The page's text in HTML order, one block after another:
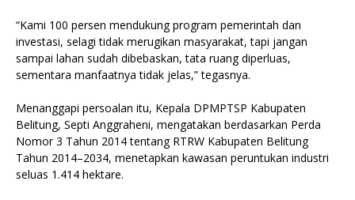
‎“Kami 100 persen mendukung program pemerintah dan
investasi, selagi tidak merugikan masyarakat, tapi jangan
sampai lahan sudah dibebaskan, tata ruang diperluas,
sementara manfaatnya tidak jelas,” tegasnya.
‎Menanggapi persoalan itu, Kepala DPMPTSP Kabupaten
Belitung, Septi Anggraheni, mengatakan berdasarkan Perda
Nomor 3 Tahun 2014 tentang RTRW Kabupaten Belitung
Tahun 2014–2034, menetapkan kawasan peruntukan industri
seluas 1.414 hektare.